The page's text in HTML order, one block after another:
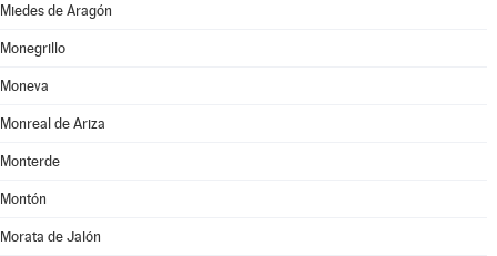
Miedes de Aragón
Monegrillo
Moneva
Monreal de Ariza
Monterde
Montón
Morata de Jalón